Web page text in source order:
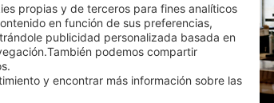
propias y de terceros para fines analíticos
en función de sus preferencias,
publicidad personalizada basada en
podemos compartir
y encontrar más información sobre las